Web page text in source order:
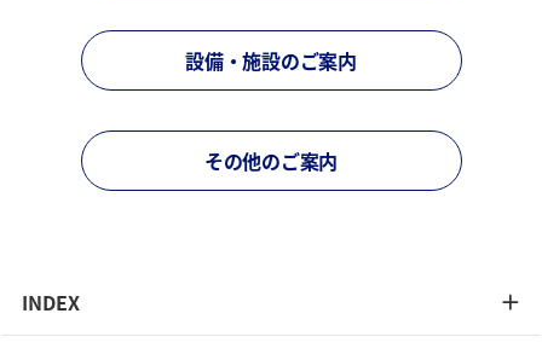
設備・施設のご案内
その他のご案内
INDEX